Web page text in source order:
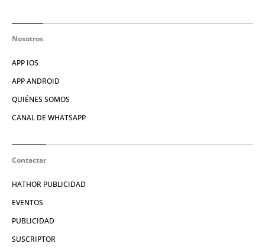
Nosotros
APP IOS
APP ANDROID
QUIÉNES SOMOS
CANAL DE WHATSAPP
Contactar
HATHOR PUBLICIDAD
EVENTOS
PUBLICIDAD
SUSCRIPTOR